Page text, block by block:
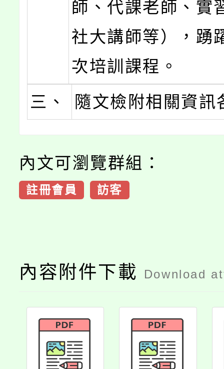
師、代課老師、實
社大講師等），踴
次培訓課程。
三、
隨文檢附相關資訊
內文可瀏覽群組：
註冊會員 訪客
內容附件下載 Download